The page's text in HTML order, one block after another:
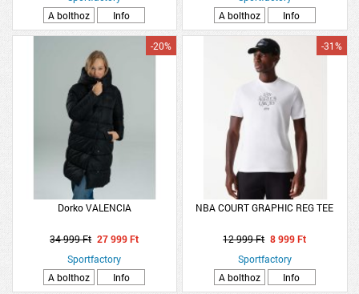
A bolthoz
Info
A bolthoz
Info
Dorko VALENCIA
-20%
34 999 Ft 27 999 Ft
Sportfactory
A bolthoz
Info
NBA COURT GRAPHIC REG TEE
-31%
12 999 Ft 8 999 Ft
Sportfactory
A bolthoz
Info